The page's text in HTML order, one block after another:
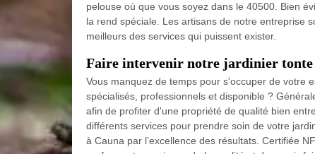
pelouse où que vous soyez dans le 40500. Bien
la rend spéciale. Les artisans de notre entreprise
meilleurs des services qui puissent exister.
Faire intervenir notre jardinier tonte
Vous manquez de temps pour s'occuper de votre
spécialisés, professionnels et disponible ?
afin de profiter d'une propriété de qualité bien
différents services pour prendre soin de votre
à Cauna par l’excellence des résultats. Certifiée